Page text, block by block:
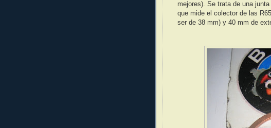
mejores). Se trata de una
que mide el colector de las
ser de 38 mm) y 40 mm de